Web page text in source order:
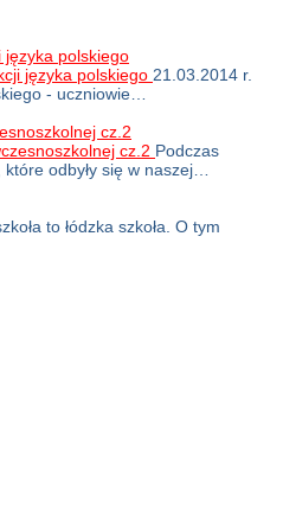
języka polskiego
21.03.2014 r.
- uczniowie…
cz.2
Podczas
odbyły się w naszej…
to łódzka szkoła. O tym